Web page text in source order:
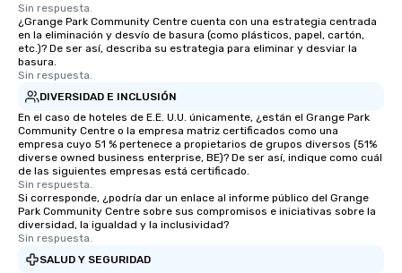
Sin respuesta.
¿Grange Park Community Centre cuenta con una estrategia centrada
en la eliminación y desvío de basura (como plásticos, papel, cartón,
etc.)? De ser así, describa su estrategia para eliminar y desviar la
basura.
Sin respuesta.
DIVERSIDAD E INCLUSIÓN
En el caso de hoteles de E.E. U.U. únicamente, ¿están el Grange Park
Community Centre o la empresa matriz certificados como una
empresa cuyo 51 % pertenece a propietarios de grupos diversos (51%
diverse owned business enterprise, BE)? De ser así, indique como cuál
de las siguientes empresas está certificado.
Sin respuesta.
Si corresponde, ¿podría dar un enlace al informe público del Grange
Park Community Centre sobre sus compromisos e iniciativas sobre la
diversidad, la igualdad y la inclusividad?
Sin respuesta.
SALUD Y SEGURIDAD